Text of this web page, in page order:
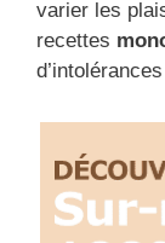
varier les
recettes